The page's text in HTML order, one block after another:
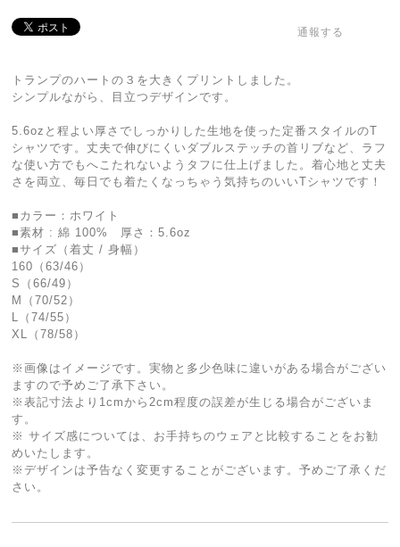
通報する
トランプのハートの３を大きくプリントしました。
シンプルながら、目立つデザインです。
5.6ozと程よい厚さでしっかりした生地を使った定番スタイルのT
シャツです。丈夫で伸びにくいダブルステッチの首リブなど、ラフ
な使い方でもへこたれないようタフに仕上げました。着心地と丈夫
さを両立、毎日でも着たくなっちゃう気持ちのいいTシャツです！
■カラー：ホワイト
■素材 : 綿 100% 厚さ：5.6oz
■サイズ（着丈 / 身幅）
160（63/46）
S（66/49）
M（70/52）
L（74/55）
XL（78/58）
※画像はイメージです。実物と多少色味に違いがある場合がござい
ますので予めご了承下さい。
※表記寸法より1cmから2cm程度の誤差が生じる場合がございま
す。
※ サイズ感については、お手持ちのウェアと比較することをお勧
めいたします。
※デザインは予告なく変更することがございます。予めご了承くだ
さい。